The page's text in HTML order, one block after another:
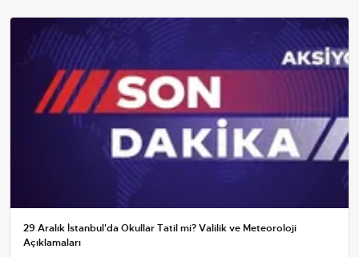
29 Aralık İstanbul'da Okullar Tatil mi? Valilik ve Meteoroloji
Açıklamaları